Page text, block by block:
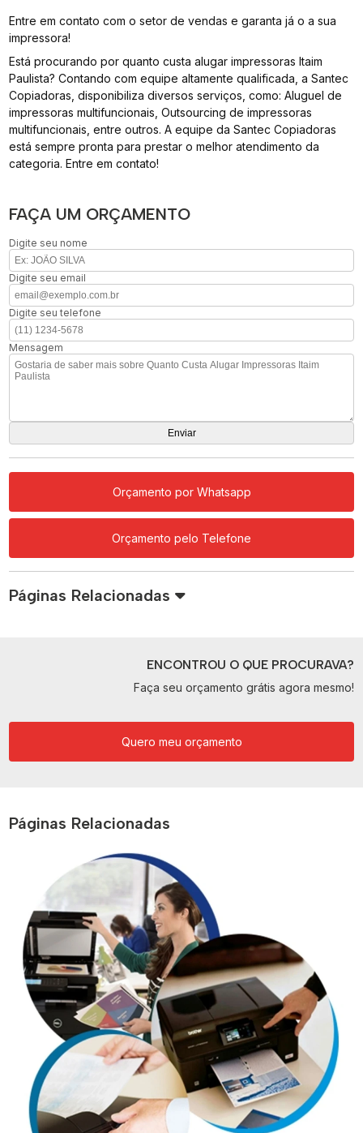
Entre em contato com o setor de vendas e garanta já o a sua
impressora!
Está procurando por quanto custa alugar impressoras Itaim
Paulista? Contando com equipe altamente qualificada, a Santec
Copiadoras, disponibiliza diversos serviços, como: Aluguel de
impressoras multifuncionais, Outsourcing de impressoras
multifuncionais, entre outros. A equipe da Santec Copiadoras
está sempre pronta para prestar o melhor atendimento da
categoria. Entre em contato!
FAÇA UM ORÇAMENTO
Digite seu nome
Digite seu email
Digite seu telefone
Mensagem
Orçamento por Whatsapp
Orçamento pelo Telefone
Páginas Relacionadas
ENCONTROU O QUE PROCURAVA?
Faça seu orçamento grátis agora mesmo!
Quero meu orçamento
Páginas Relacionadas